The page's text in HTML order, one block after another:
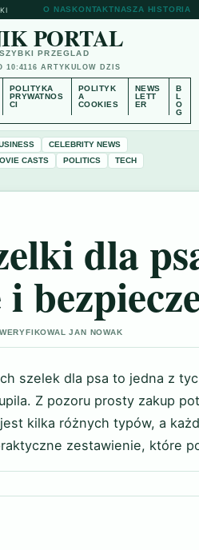
O NASKONTAKTNASZA HISTORIA
PORTAL
PRZEGLAD
10:4116 ARTYKULOW DZIS
POLITYKA
PRYWATNOS
CI
POLITYK
A
COOKIES
NEWS
LETT
ER
B
L
O
G
CELEBRITY NEWS
CASTS POLITICS
TECH
dla
JAN NOWAK
szelek dla psa to jedna z
Z pozoru prosty zakup
kilka różnych typów, a
zestawienie, które